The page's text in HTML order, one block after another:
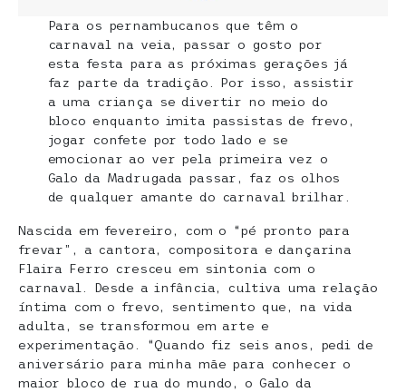
Para os pernambucanos que têm o
carnaval na veia, passar o gosto por
esta festa para as próximas gerações já
faz parte da tradição. Por isso, assistir
a uma criança se divertir no meio do
bloco enquanto imita passistas de frevo,
jogar confete por todo lado e se
emocionar ao ver pela primeira vez o
Galo da Madrugada passar, faz os olhos
de qualquer amante do carnaval brilhar.
Nascida em fevereiro, com o “pé pronto para
frevar”, a cantora, compositora e dançarina
Flaira Ferro cresceu em sintonia com o
carnaval. Desde a infância, cultiva uma relação
íntima com o frevo, sentimento que, na vida
adulta, se transformou em arte e
experimentação. “Quando fiz seis anos, pedi de
aniversário para minha mãe para conhecer o
maior bloco de rua do mundo, o Galo da